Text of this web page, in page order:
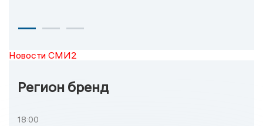
Новости СМИ2
Регион бренд
18:00